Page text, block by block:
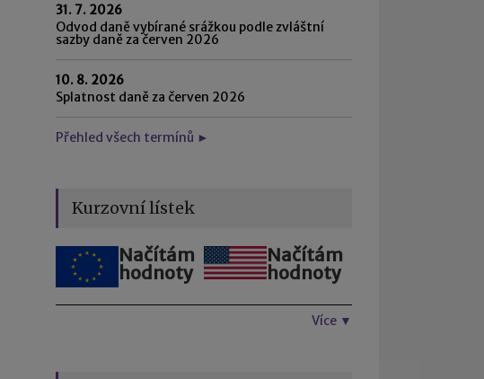
31. 7. 2026
Odvod daně vybírané srážkou podle zvláštní
sazby daně za červen 2026
10. 8. 2026
Splatnost daně za červen 2026
Přehled všech termínů ►
Kurzovní lístek
Načítám
hodnoty
Načítám
hodnoty
Více ▼